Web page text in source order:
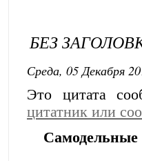
БЕЗ
Среда, 05 Декабря
Это цитата
цитатник или